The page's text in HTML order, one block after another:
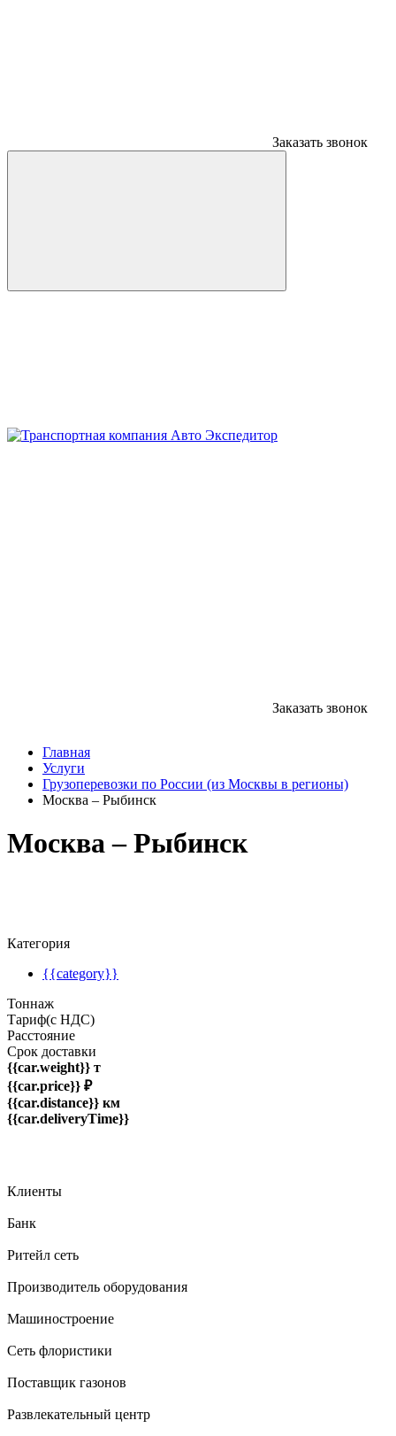
Заказать звонок
Заказать звонок
Главная
Услуги
Грузоперевозки по России (из Москвы в регионы)
Москва – Рыбинск
Москва – Рыбинск
Категория
{{category}}
Тоннаж
Тариф(с НДС)
Расстояние
Срок доставки
{{car.weight}} т
{{car.price}} ₽
{{car.distance}} км
{{car.deliveryTime}}
Клиенты
Банк
Ритейл сеть
Производитель оборудования
Машиностроение
Сеть флористики
Поставщик газонов
Развлекательный центр